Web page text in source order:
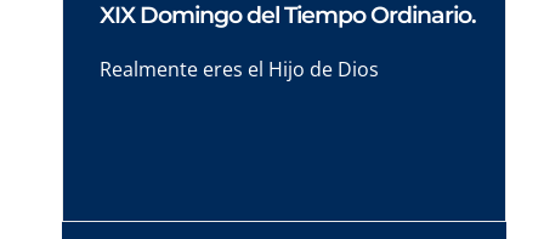
XIX Domingo del Tiempo Ordinario.
Realmente eres el Hijo de Dios